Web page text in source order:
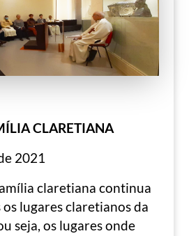
CLARETIANA
2021
claretiana continua
lugares claretianos da
seja, os lugares onde